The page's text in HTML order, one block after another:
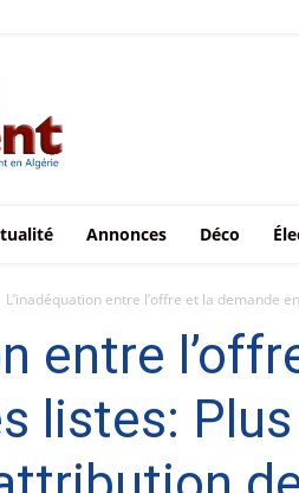
Annonces Déco
L’inadéquation entre l’offre et la demande
entre
listes: